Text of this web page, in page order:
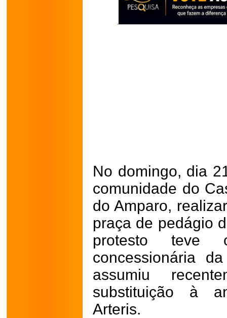
No domingo, dia
comunidade do
do Amparo,
praça de pedágio
protesto
concessionária
assumiu
substituição à
Arteris.